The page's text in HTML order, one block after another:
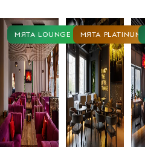
МЯТА LOUNGE МЯТА PLATINUM